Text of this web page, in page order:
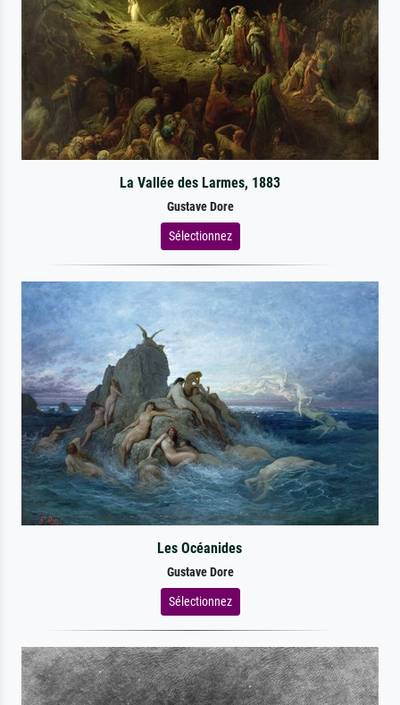
La Vallée des Larmes, 1883
Gustave Dore
Sélectionnez
Les Océanides
Gustave Dore
Sélectionnez